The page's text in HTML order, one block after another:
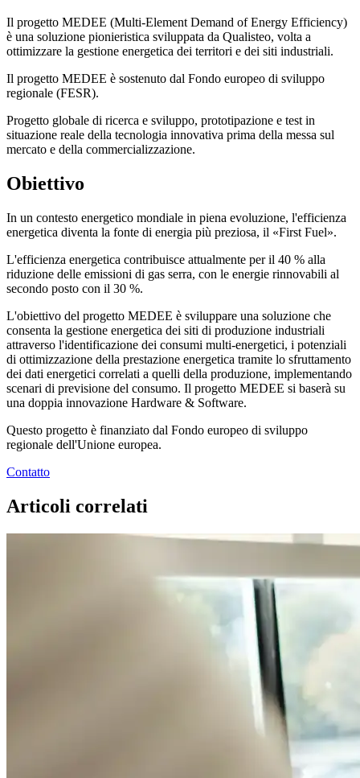
Il progetto MEDEE (Multi-Element Demand of Energy Efficiency)
è una soluzione pionieristica sviluppata da Qualisteo, volta a
ottimizzare la gestione energetica dei territori e dei siti industriali.
Il progetto MEDEE è sostenuto dal Fondo europeo di sviluppo
regionale (FESR).
Progetto globale di ricerca e sviluppo, prototipazione e test in
situazione reale della tecnologia innovativa prima della messa sul
mercato e della commercializzazione.
Obiettivo
In un contesto energetico mondiale in piena evoluzione, l'efficienza
energetica diventa la fonte di energia più preziosa, il «First Fuel».
L'efficienza energetica contribuisce attualmente per il 40 % alla
riduzione delle emissioni di gas serra, con le energie rinnovabili al
secondo posto con il 30 %.
L'obiettivo del progetto MEDEE è sviluppare una soluzione che
consenta la gestione energetica dei siti di produzione industriali
attraverso l'identificazione dei consumi multi-energetici, i potenziali
di ottimizzazione della prestazione energetica tramite lo sfruttamento
dei dati energetici correlati a quelli della produzione, implementando
scenari di previsione del consumo. Il progetto MEDEE si baserà su
una doppia innovazione Hardware & Software.
Questo progetto è finanziato dal Fondo europeo di sviluppo
regionale dell'Unione europea.
Contatto
Articoli correlati